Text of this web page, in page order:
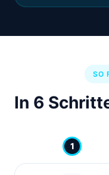
SO
In 6
1